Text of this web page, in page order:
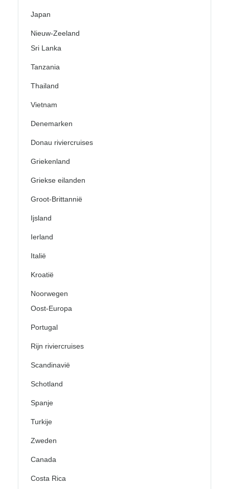
Japan
Nieuw-Zeeland
Sri Lanka
Tanzania
Thailand
Vietnam
Denemarken
Donau riviercruises
Griekenland
Griekse eilanden
Groot-Brittannië
Ijsland
Ierland
Italië
Kroatië
Noorwegen
Oost-Europa
Portugal
Rijn riviercruises
Scandinavië
Schotland
Spanje
Turkije
Zweden
Canada
Costa Rica